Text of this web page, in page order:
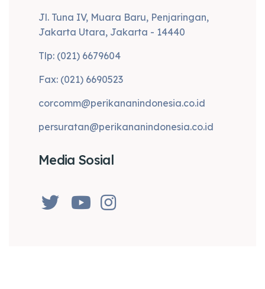
Jl. Tuna IV, Muara Baru, Penjaringan,
Jakarta Utara, Jakarta - 14440
Tlp: (021) 6679604
Fax: (021) 6690523
corcomm@perikananindonesia.co.id
persuratan@perikananindonesia.co.id
Media Sosial